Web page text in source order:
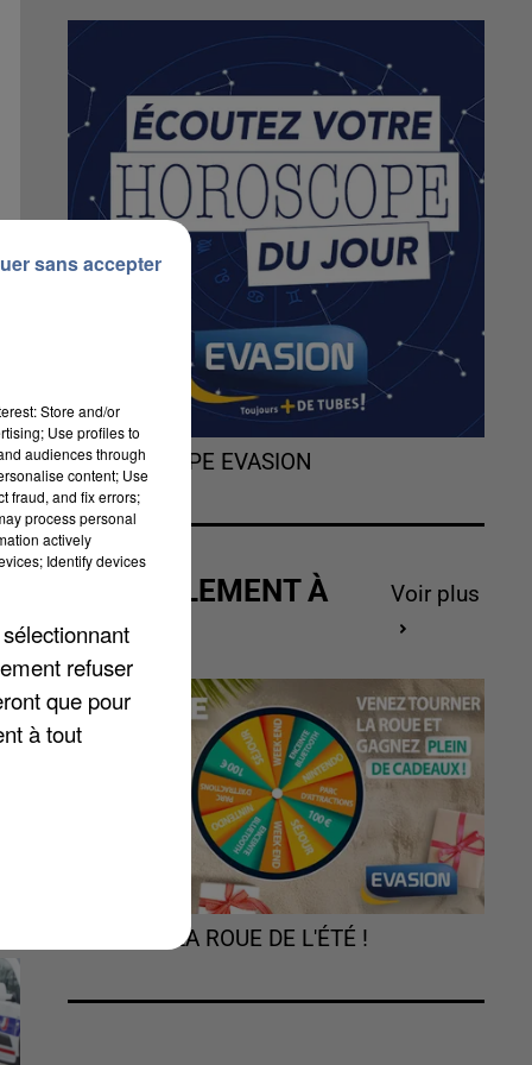
L'HOROSCOPE EVASION
ACTUELLEMENT À
GAGNER
Voir plus
TOURNEZ LA ROUE DE L'ÉTÉ !
Store and/or
Use profiles to
audiences through
content; Use
fraud, and fix errors;
process personal
actively
Identify devices
refuser
que pour
à tout
sans accepter